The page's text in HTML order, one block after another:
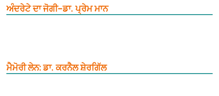
ਅੰਦਰੇਟੇ ਦਾ ਜੋਗੀ–ਡਾ. ਪ੍ਰੇਮ ਮਾਨ
ਮੈਮੋਰੀ ਲੇਨ: ਡਾ. ਕਰਨੈਲ ਸ਼ੇਰਗਿੱਲ